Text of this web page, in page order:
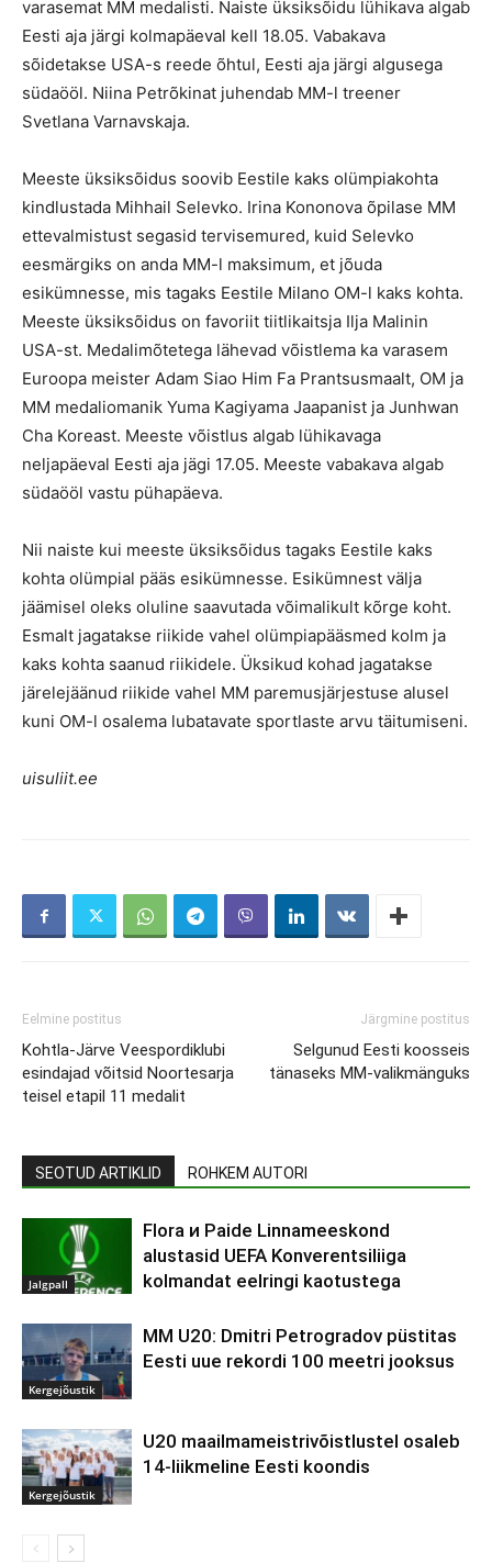
varasemat MM medalisti. Naiste üksiksõidu lühikava algab
Eesti aja järgi kolmapäeval kell 18.05. Vabakava
sõidetakse USA-s reede õhtul, Eesti aja järgi algusega
südaööl. Niina Petrõkinat juhendab MM-l treener
Svetlana Varnavskaja.
Meeste üksiksõidus soovib Eestile kaks olümpiakohta
kindlustada Mihhail Selevko. Irina Kononova õpilase MM
ettevalmistust segasid tervisemured, kuid Selevko
eesmärgiks on anda MM-l maksimum, et jõuda
esikümnesse, mis tagaks Eestile Milano OM-l kaks kohta.
Meeste üksiksõidus on favoriit tiitlikaitsja Ilja Malinin
USA-st. Medalimõtetega lähevad võistlema ka varasem
Euroopa meister Adam Siao Him Fa Prantsusmaalt, OM ja
MM medaliomanik Yuma Kagiyama Jaapanist ja Junhwan
Cha Koreast. Meeste võistlus algab lühikavaga
neljapäeval Eesti aja jägi 17.05. Meeste vabakava algab
südaööl vastu pühapäeva.
Nii naiste kui meeste üksiksõidus tagaks Eestile kaks
kohta olümpial pääs esikümnesse. Esikümnest välja
jäämisel oleks oluline saavutada võimalikult kõrge koht.
Esmalt jagatakse riikide vahel olümpiapääsmed kolm ja
kaks kohta saanud riikidele. Üksikud kohad jagatakse
järelejäänud riikide vahel MM paremusjärjestuse alusel
kuni OM-l osalema lubatavate sportlaste arvu täitumiseni.
uisuliit.ee
Eelmine postitus
Kohtla-Järve Veespordiklubi
esindajad võitsid Noortesarja
teisel etapil 11 medalit
Järgmine postitus
Selgunud Eesti koosseis
tänaseks MM-valikmänguks
SEOTUD ARTIKLID ROHKEM AUTORI
Jalgpall
Flora и Paide Linnameeskond
alustasid UEFA Konverentsiliiga
kolmandat eelringi kaotustega
Kergejõustik
MM U20: Dmitri Petrogradov püstitas
Eesti uue rekordi 100 meetri jooksus
Kergejõustik
U20 maailmameistrivõistlustel osaleb
14-liikmeline Eesti koondis